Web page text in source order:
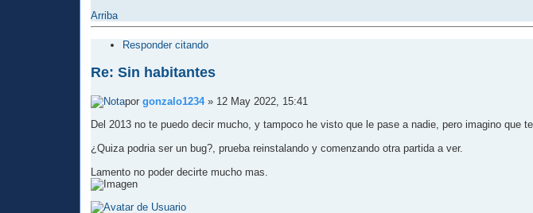
Arriba
Responder citando
Re: Sin habitantes
porgonzalo1234» 12 May 2022, 15:41
Del 2013 no te puedo decir mucho, y tampoco he visto que le pase a nadie, pero imagino
¿Quiza podria ser un bug?, prueba reinstalando y comenzando otra partida a ver.
Lamento no poder decirte mucho mas.